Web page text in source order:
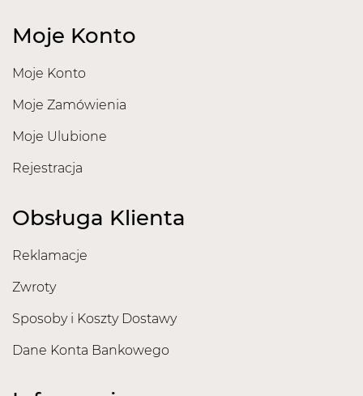
Moje Konto
Moje Konto
Moje Zamówienia
Moje Ulubione
Rejestracja
Obsługa Klienta
Reklamacje
Zwroty
Sposoby i Koszty Dostawy
Dane Konta Bankowego